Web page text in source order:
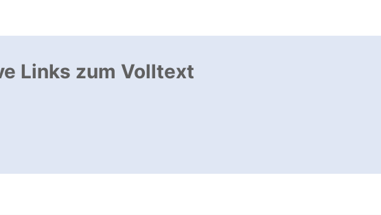
Links zum Volltext
Link, öffnet neues Fenster